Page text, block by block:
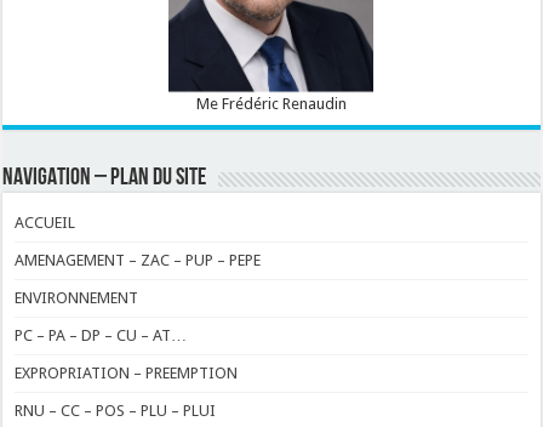
Me Frédéric Renaudin
NAVIGATION – PLAN DU SITE
ACCUEIL
AMENAGEMENT – ZAC – PUP – PEPE
ENVIRONNEMENT
PC – PA – DP – CU – AT…
EXPROPRIATION – PREEMPTION
RNU – CC – POS – PLU – PLUI